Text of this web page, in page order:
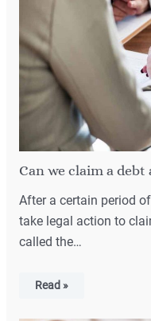
Can we claim a debt
After a certain period
take legal action to
called the…
Read »